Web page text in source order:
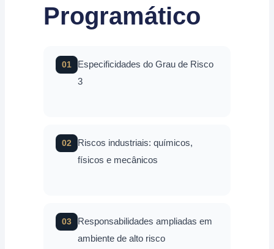
Programático
01
Especificidades do Grau de Risco
3
02
Riscos industriais: químicos,
físicos e mecânicos
03
Responsabilidades ampliadas em
ambiente de alto risco